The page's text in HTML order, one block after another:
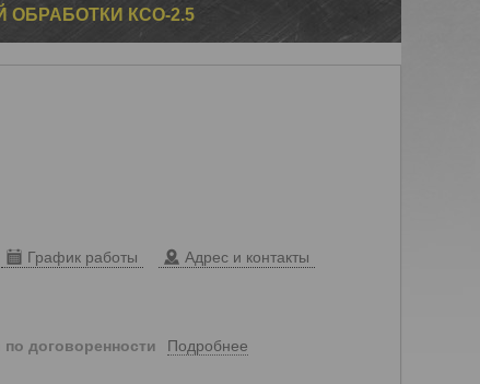
ОБРАБОТКИ КСО-2.5
График работы Адрес и контакты
по договоренности Подробнее